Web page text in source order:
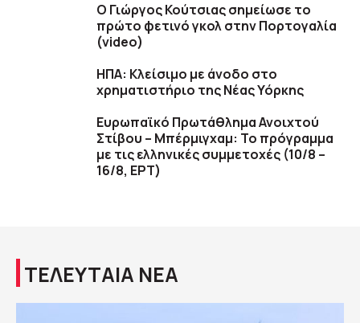
Ο Γιώργος Κούτσιας σημείωσε το
πρώτο φετινό γκολ στην Πορτογαλία
(video)
ΗΠΑ: Κλείσιμο με άνοδο στο
χρηματιστήριο της Νέας Υόρκης
Ευρωπαϊκό Πρωτάθλημα Ανοιχτού
Στίβου – Μπέρμιγχαμ: Το πρόγραμμα
με τις ελληνικές συμμετοχές (10/8 –
16/8, ΕΡΤ)
ΤΕΛΕΥΤΑΙΑ ΝΕΑ